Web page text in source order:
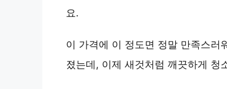
요.
이 가격에 이 정도면 정말 만족스러
졌는데, 이제 새것처럼 깨끗하게 청